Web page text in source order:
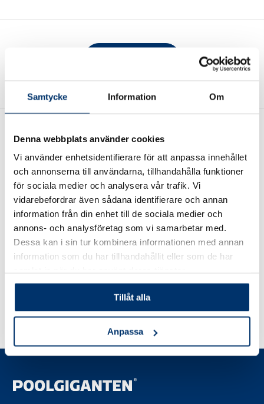
Samtycke Information Om
Denna webbplats använder cookies
Vi använder enhetsidentifierare för att anpassa innehållet
och annonserna till användarna, tillhandahålla funktioner
för sociala medier och analysera vår trafik. Vi
vidarebefordrar även sådana identifierare och annan
information från din enhet till de sociala medier och
annons- och analysföretag som vi samarbetar med.
Dessa kan i sin tur kombinera informationen med annan
information som du har tillhandahållit eller som de har
Tillåt alla
Anpassa
Wasa Kredit – en trygg
finansieringspartner
Tillsammans med Wasa Kredit erbjuder vi dig som kund
olika former av finansieringslösningar.
Finansiering